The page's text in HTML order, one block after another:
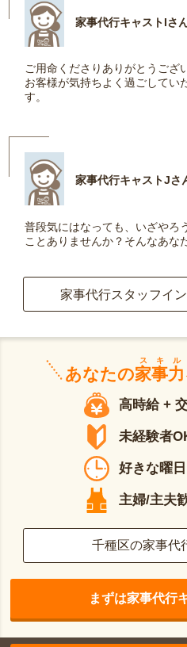
家事代行キャストIさ
ご用命くださりありがとうござ
お客様が気持ちよく過ごしてい
す。
家事代行キャストJさ
普段気にはなっても、いざやろ
ことありませんか？そんなあな
家事代行スタッフイ
あなたの家事力
スキル
高時給 +
未経験者
好きな曜
主婦/主夫
千種区の家事代
まずは家事代行